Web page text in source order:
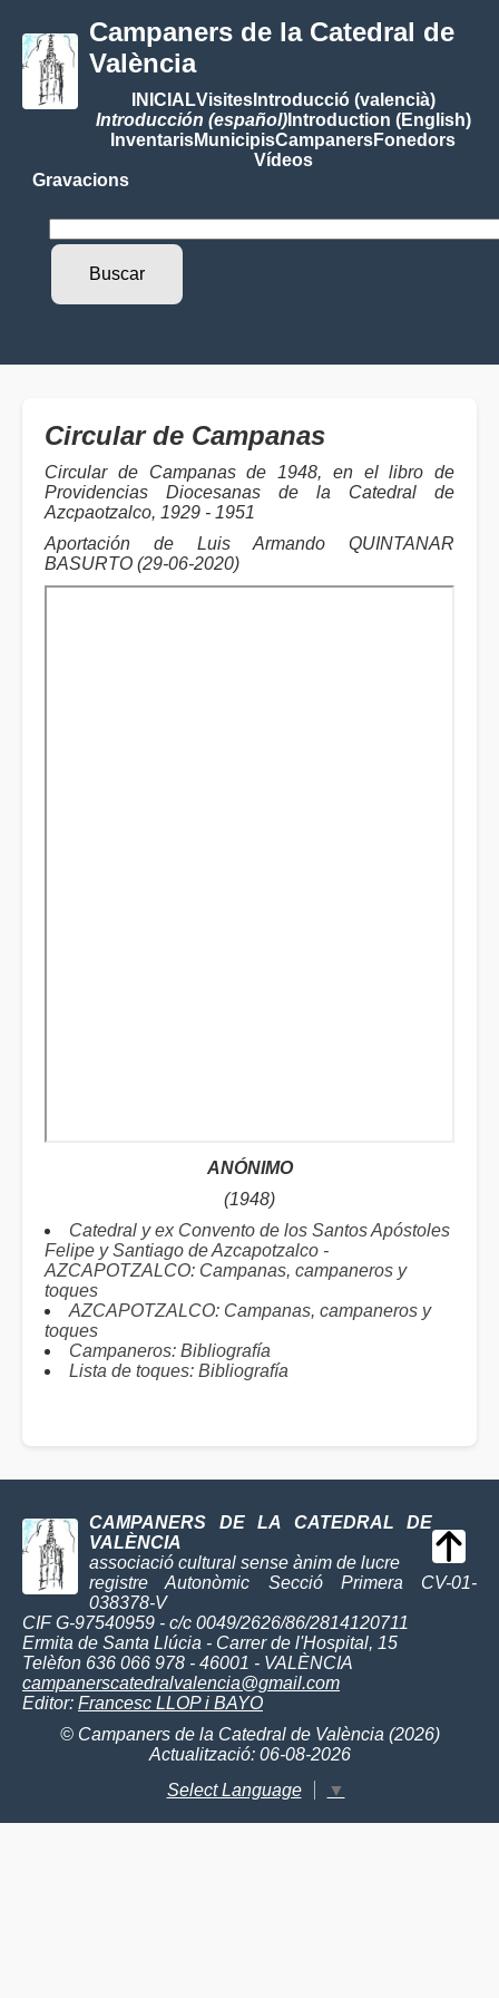
Campaners de la Catedral de
València
INICIALVisitesIntroducció (valencià)
Introducción (español)Introduction (English)
InventarisMunicipisCampanersFonedors
Vídeos
Gravacions
Circular de Campanas
Circular de Campanas de 1948, en el libro de
Providencias Diocesanas de la Catedral de
Azcpaotzalco, 1929 - 1951
Aportación de Luis Armando QUINTANAR
BASURTO (29-06-2020)
ANÓNIMO
(1948)
Catedral y ex Convento de los Santos Apóstoles
Felipe y Santiago de Azcapotzalco -
AZCAPOTZALCO: Campanas, campaneros y
toques
AZCAPOTZALCO: Campanas, campaneros y
toques
Campaneros: Bibliografía
Lista de toques: Bibliografía
CAMPANERS DE LA CATEDRAL DE
VALÈNCIA
associació cultural sense ànim de lucre
registre Autonòmic Secció Primera CV-01-
038378-V
CIF G-97540959 - c/c 0049/2626/86/2814120711
Ermita de Santa Llúcia - Carrer de l'Hospital, 15
Telèfon 636 066 978 - 46001 - VALÈNCIA
campanerscatedralvalencia@gmail.com
Editor: Francesc LLOP i BAYO
© Campaners de la Catedral de València (2026)
Actualització: 06-08-2026
Select Language
▼